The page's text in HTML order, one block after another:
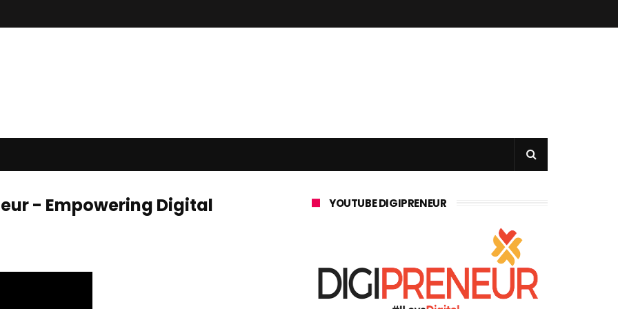
- Empowering Digital
YOUTUBE DIGIPRENEUR